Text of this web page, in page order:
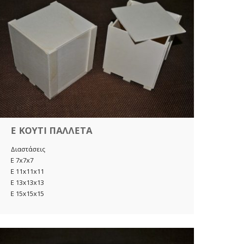
E ΚΟΥΤΙ ΠΑΛΛΕΤΑ
Διαστάσεις
E 7x7x7
E 11x11x11
E 13x13x13
E 15x15x15